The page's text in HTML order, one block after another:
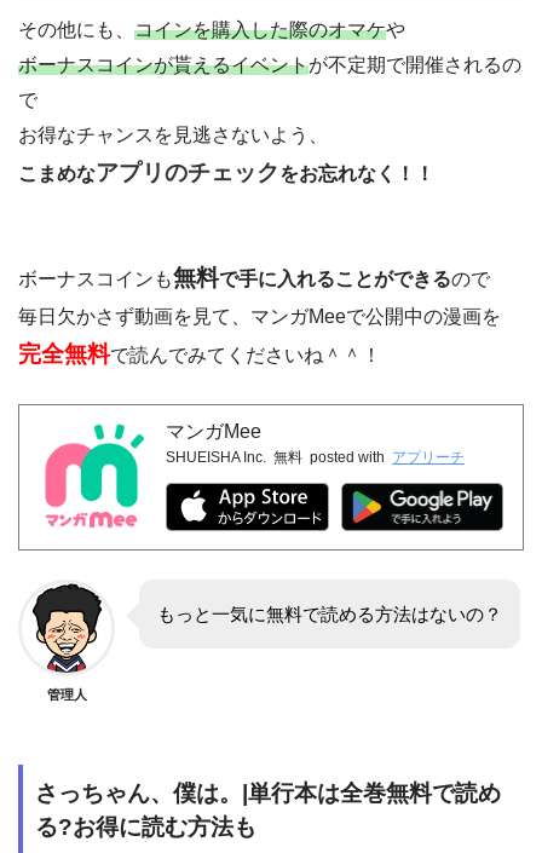
その他にも、 コインを購入した際のオマケや
ボーナスコインが貰えるイベントが不定期で開催されるの
で
お得なチャンスを見逃さないよう、
こまめなアプリのチェックをお忘れなく！！
ボーナスコインも無料で手に入れることができるので
毎日欠かさず動画を見て、マンガMeeで公開中の漫画を
完全無料で読んでみてくださいね＾＾！
マンガMee
SHUEISHA Inc. 無料 posted with アプリーチ
管理人
もっと一気に無料で読める方法はないの？
さっちゃん、僕は。|単行本は全巻無料で読め
る?お得に読む方法も